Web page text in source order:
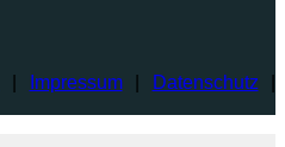
Impressum| Datenschutz